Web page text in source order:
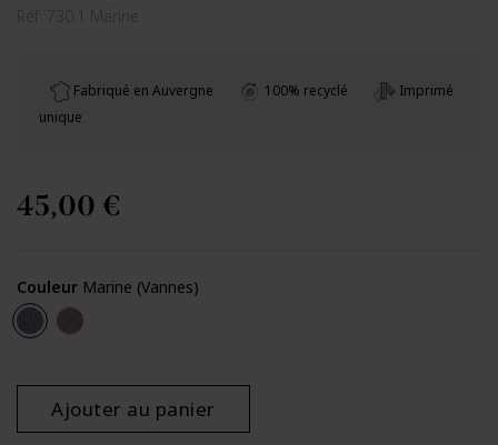
Réf. 730.1 Marine
Fabriqué en Auvergne 100% recyclé
Imprimé
unique
45,00 €
Couleur Marine (Vannes)
Marine (Vannes)
Zinc marron (Vannes)
Ajouter au panier